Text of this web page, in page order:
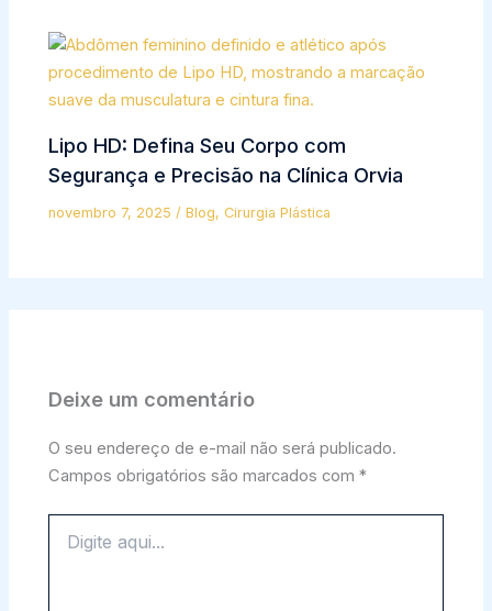
Lipo HD: Defina Seu Corpo com
Segurança e Precisão na Clínica Orvia
novembro 7, 2025 /Blog,Cirurgia Plástica
Deixe um comentário
O seu endereço de e-mail não será publicado.
Campos obrigatórios são marcados com*
aqui...